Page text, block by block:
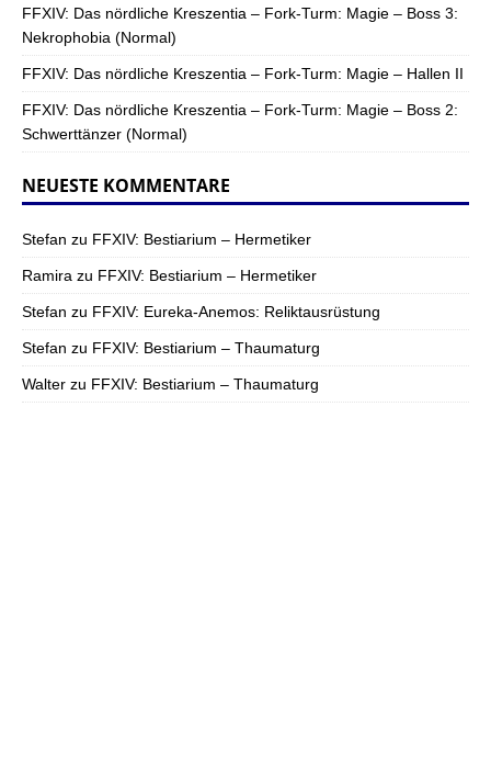
FFXIV: Das nördliche Kreszentia – Fork-Turm: Magie – Boss 3:
Nekrophobia (Normal)
FFXIV: Das nördliche Kreszentia – Fork-Turm: Magie – Hallen II
FFXIV: Das nördliche Kreszentia – Fork-Turm: Magie – Boss 2:
Schwerttänzer (Normal)
NEUESTE KOMMENTARE
Stefan zu FFXIV: Bestiarium – Hermetiker
Ramira zu FFXIV: Bestiarium – Hermetiker
Stefan zu FFXIV: Eureka-Anemos: Reliktausrüstung
Stefan zu FFXIV: Bestiarium – Thaumaturg
Walter zu FFXIV: Bestiarium – Thaumaturg